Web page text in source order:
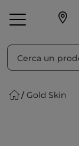
Make-up
Gold Skin
Ordina